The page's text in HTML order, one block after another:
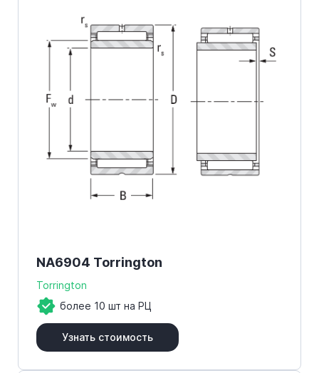
NA6904 Torrington
Torrington
более 10 шт на РЦ
Узнать стоимость